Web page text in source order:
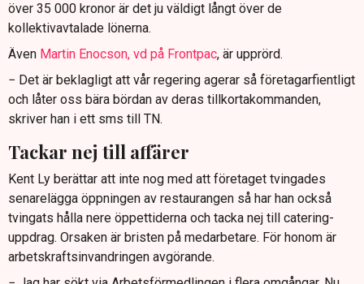
över 35 000 kronor är det ju väldigt långt över de
kollektivavtalade lönerna.
Även Martin Enocson, vd på Frontpac, är upprörd.
− Det är beklagligt att vår regering agerar så företagarfientligt
och låter oss bära bördan av deras tillkortakommanden,
skriver han i ett sms till TN.
Tackar nej till affärer
Kent Ly berättar att inte nog med att företaget tvingades
senarelägga öppningen av restaurangen så har han också
tvingats hålla nere öppettiderna och tacka nej till catering-
uppdrag. Orsaken är bristen på medarbetare. För honom är
arbetskraftsinvandringen avgörande.